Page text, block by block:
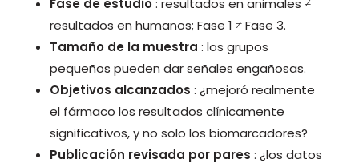
Fase de estudio: resultados en animales ≠
resultados en humanos; Fase 1 ≠ Fase 3.
Tamaño de la muestra : los grupos
pequeños pueden dar señales engañosas.
Objetivos alcanzados : ¿mejoró realmente
el fármaco los resultados clínicamente
significativos, y no solo los biomarcadores?
Publicación revisada por pares : ¿los datos